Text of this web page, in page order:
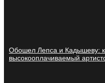
Обошел Лепса и Кадышеву:
высокооплачиваемый